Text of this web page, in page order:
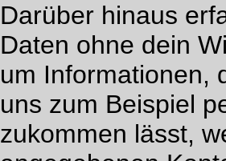
Darüber hinaus
Daten ohne dein
um Informationen,
uns zum Beispiel
zukommen lässt,